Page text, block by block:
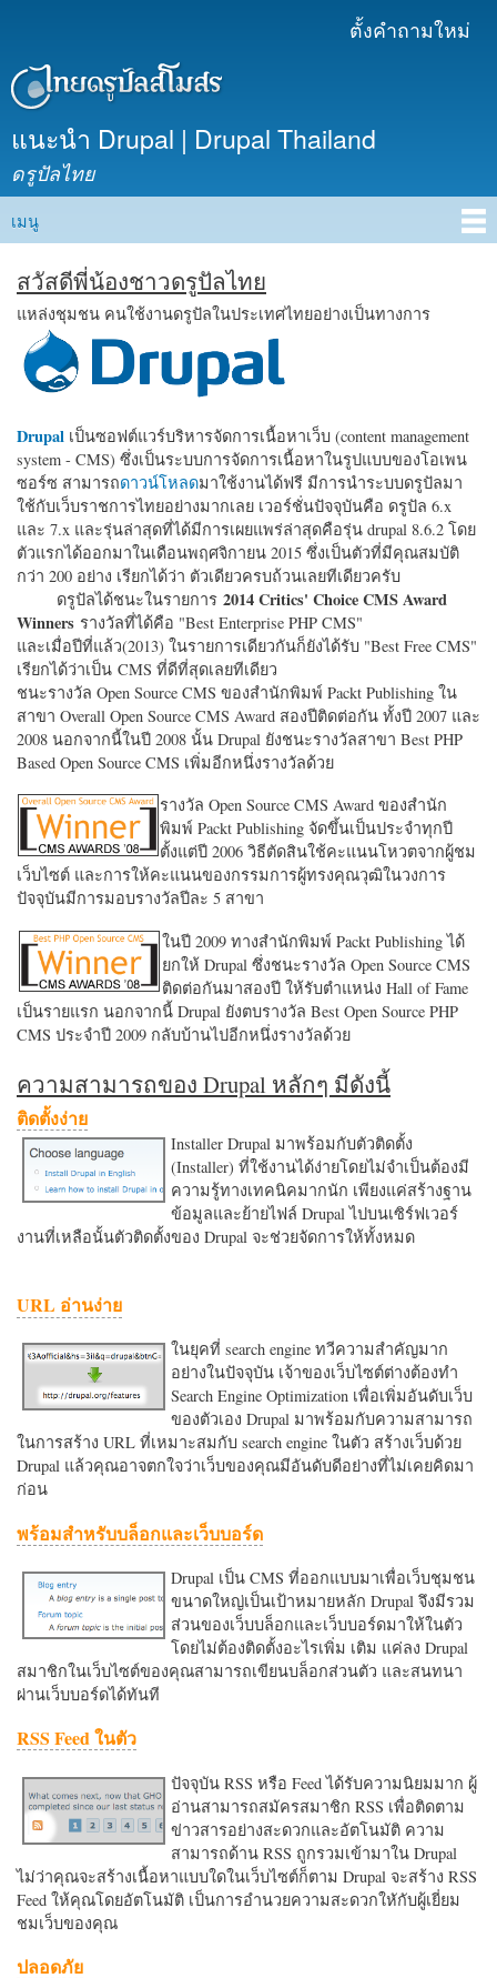
เนื้อหา
ตั้งคำถามใหม่
แนะนำ Drupal | Drupal Thailand
ดรูปัลไทย
Main menu
เมนู
สวัสดีพี่น้องชาวดรูปัลไทย
แหล่งชุมชน คนใช้งานดรูปัลในประเทศไทยอย่างเป็นทางการ
Drupal เป็นซอฟต์แวร์บริหารจัดการเนื้อหาเว็บ (content management
system - CMS) ซึ่งเป็นระบบการจัดการเนื้อหาในรูปแบบของโอเพน
ซอร์ซ สามารถดาวน์โหลดมาใช้งานได้ฟรี มีการนำระบบดรูปัลมา
ใช้กับเว็บราชการไทยอย่างมากเลย เวอร์ชั่นปัจจุบันคือ ดรูปัล 6.x
และ 7.x และรุ่นล่าสุดที่ได้มีการเผยแพร่ล่าสุดคือรุ่น drupal 8.6.2 โดย
ตัวแรกได้ออกมาในเดือนพฤศจิกายน 2015 ซึ่งเป็นตัวที่มีคุณสมบัติ
กว่า 200 อย่าง เรียกได้ว่า ตัวเดียวครบถ้วนเลยทีเดียวครับ
ดรูปัลได้ชนะในรายการ 2014 Critics' Choice CMS Award
Winners รางวัลที่ได้คือ "Best Enterprise PHP CMS"
และเมื่อปีที่แล้ว(2013) ในรายการเดียวกันก็ยังได้รับ "Best Free CMS"
เรียกได้ว่าเป็น CMS ที่ดีที่สุดเลยทีเดียว
ชนะรางวัล Open Source CMS ของสำนักพิมพ์ Packt Publishing ใน
สาขา Overall Open Source CMS Award สองปีติดต่อกัน ทั้งปี 2007 และ
2008 นอกจากนี้ในปี 2008 นั้น Drupal ยังชนะรางวัลสาขา Best PHP
Based Open Source CMS เพิ่มอีกหนึ่งรางวัลด้วย
รางวัล Open Source CMS Award ของสำนัก
พิมพ์ Packt Publishing จัดขึ้นเป็นประจำทุกปี
ตั้งแต่ปี 2006 วิธีตัดสินใช้คะแนนโหวตจากผู้ชม
เว็บไซต์ และการให้คะแนนของกรรมการผู้ทรงคุณวุฒิในวงการ
ปัจจุบันมีการมอบรางวัลปีละ 5 สาขา
ในปี 2009 ทางสำนักพิมพ์ Packt Publishing ได้
ยกให้ Drupal ซึ่งชนะรางวัล Open Source CMS
ติดต่อกันมาสองปี ให้รับตำแหน่ง Hall of Fame
เป็นรายแรก นอกจากนี้ Drupal ยังตบรางวัล Best Open Source PHP
CMS ประจำปี 2009 กลับบ้านไปอีกหนึ่งรางวัลด้วย
ความสามารถของ Drupal หลักๆ มีดังนี้
ติดตั้งง่าย
Installer Drupal มาพร้อมกับตัวติดตั้ง
(Installer) ที่ใช้งานได้ง่ายโดยไม่จำเป็นต้องมี
ความรู้ทางเทคนิคมากนัก เพียงแค่สร้างฐาน
ข้อมูลและย้ายไฟล์ Drupal ไปบนเซิร์ฟเวอร์
งานที่เหลือนั้นตัวติดตั้งของ Drupal จะช่วยจัดการให้ทั้งหมด
URL อ่านง่าย
ในยุคที่ search engine ทวีความสำคัญมาก
อย่างในปัจจุบัน เจ้าของเว็บไซต์ต่างต้องทำ
Search Engine Optimization เพื่อเพิ่มอันดับเว็บ
ของตัวเอง Drupal มาพร้อมกับความสามารถ
ในการสร้าง URL ที่เหมาะสมกับ search engine ในตัว สร้างเว็บด้วย
Drupal แล้วคุณอาจตกใจว่าเว็บของคุณมีอันดับดีอย่างที่ไม่เคยคิดมา
ก่อน
พร้อมสำหรับบล็อกและเว็บบอร์ด
Drupal เป็น CMS ที่ออกแบบมาเพื่อเว็บชุมชน
ขนาดใหญ่เป็นเป้าหมายหลัก Drupal จึงมีรวม
ส่วนของเว็บบล็อกและเว็บบอร์ดมาให้ในตัว
โดยไม่ต้องติดตั้งอะไรเพิ่ม เติม แค่ลง Drupal
สมาชิกในเว็บไซต์ของคุณสามารถเขียนบล็อกส่วนตัว และสนทนา
ผ่านเว็บบอร์ดได้ทันที
RSS Feed ในตัว
ปัจจุบัน RSS หรือ Feed ได้รับความนิยมมาก ผู้
อ่านสามารถสมัครสมาชิก RSS เพื่อติดตาม
ข่าวสารอย่างสะดวกและอัตโนมัติ ความ
สามารถด้าน RSS ถูกรวมเข้ามาใน Drupal
ไม่ว่าคุณจะสร้างเนื้อหาแบบใดในเว็บไซต์ก็ตาม Drupal จะสร้าง RSS
Feed ให้คุณโดยอัตโนมัติ เป็นการอำนวยความสะดวกใหักับผู้เยี่ยม
ชมเว็บของคุณ
ปลอดภัย